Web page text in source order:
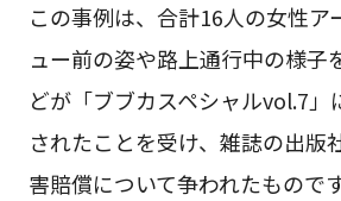
この事例は、合計16人の女性ア
ュー前の姿や路上通行中の様子
どが「ブブカスペシャルvol.7」
されたことを受け、雑誌の出版
害賠償について争われたものです